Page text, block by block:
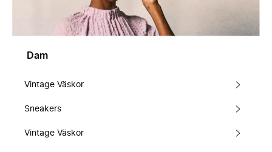
Dam
Vintage Väskor
Sneakers
Vintage Väskor